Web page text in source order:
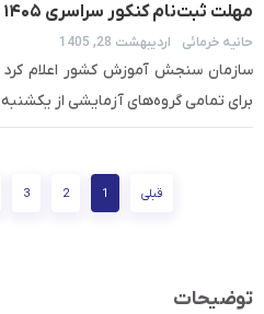
سایت سنجش
حانیه خرمائی اردیبهشت 28, 1405
برای تمامی گروه‌های آزمایشی از یکشنبه ۲۷
قبلی 1
2
3
توضیحات